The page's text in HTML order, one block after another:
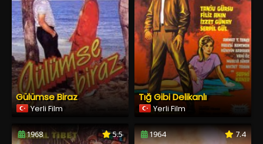
Gülümse Biraz
Yerli Film
Tığ Gibi Delikanlı
Yerli Film
1968 5.5 1964 7.4